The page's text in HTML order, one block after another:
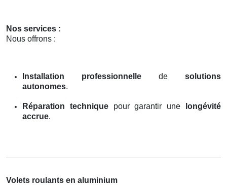
Nos services :
Nous offrons :
Installation professionnelle de solutions
autonomes.
Réparation techniquepour garantir une
longévité
accrue.
Volets roulants en aluminium